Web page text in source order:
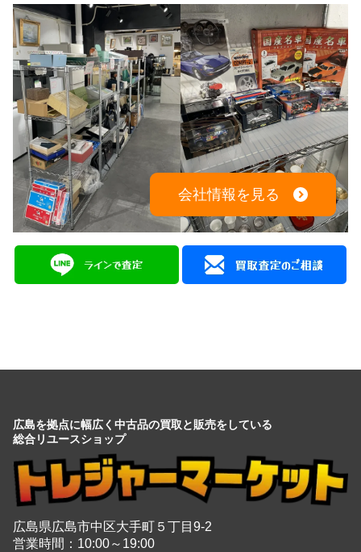
会社情報を見る
広島を拠点に幅広く中古品の買取と販売をしている
総合リユースショップ
広島県広島市中区大手町５丁目9-2
営業時間：10:00～19:00